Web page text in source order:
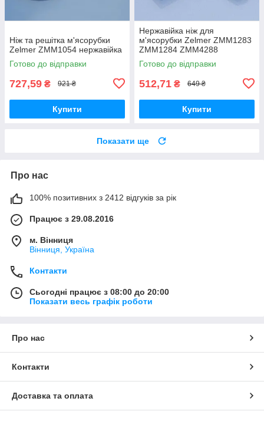
Ніж та решітка м'ясорубки
Zelmer ZMM1054 нержавійка
Готово до відправки
727,59 ₴ 921 ₴
Купити
Нержавійка ніж для
м'ясорубки Zelmer ZMM1283
ZMM1284 ZMM4288
ZMM5580 ZMM4048B
ZMM4050B ZMM4055B
ZMM4288W
Готово до відправки
512,71 ₴ 649 ₴
Купити
Показати ще
Про нас
100% позитивних з 2412 відгуків за рік
Працює з 29.08.2016
м. Вінниця
Вінниця, Україна
Контакти
Сьогодні працює з 08:00 до 20:00
Показати весь графік роботи
Про нас
Контакти
Доставка та оплата